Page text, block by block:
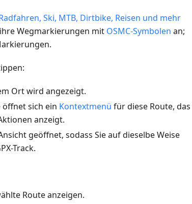
Ski, MTB, Dirtbike, Reisen und mehr
Wegmarkierungen mit OSMC-Symbolen an;
Ort wird angezeigt.
öffnet sich ein Kontextmenü für diese Route, das
anzeigt.
geöffnet, sodass Sie auf dieselbe Weise
Track.
Route anzeigen.